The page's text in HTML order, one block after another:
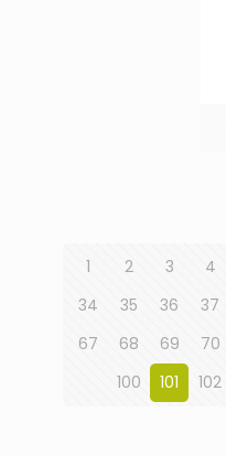
1 2 3 4
34
35 36 37
67
68 69 70
100
101 102